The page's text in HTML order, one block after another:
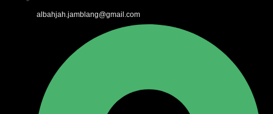
albahjah.jamblang@gmail.com